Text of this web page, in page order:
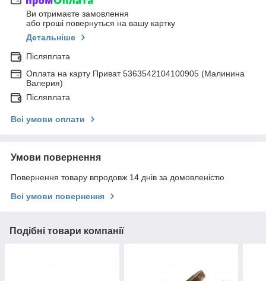
Ви отримаєте замовлення
або гроші повернуться на вашу картку
Детальніше
Післяплата
Оплата на карту Приват 5363542104100905 (Малинина
Валерия)
Післяплата
Всі умови оплати
Умови повернення
Повернення товару впродовж 14 днів за домовленістю
Всі умови повернення
Подібні товари компанії